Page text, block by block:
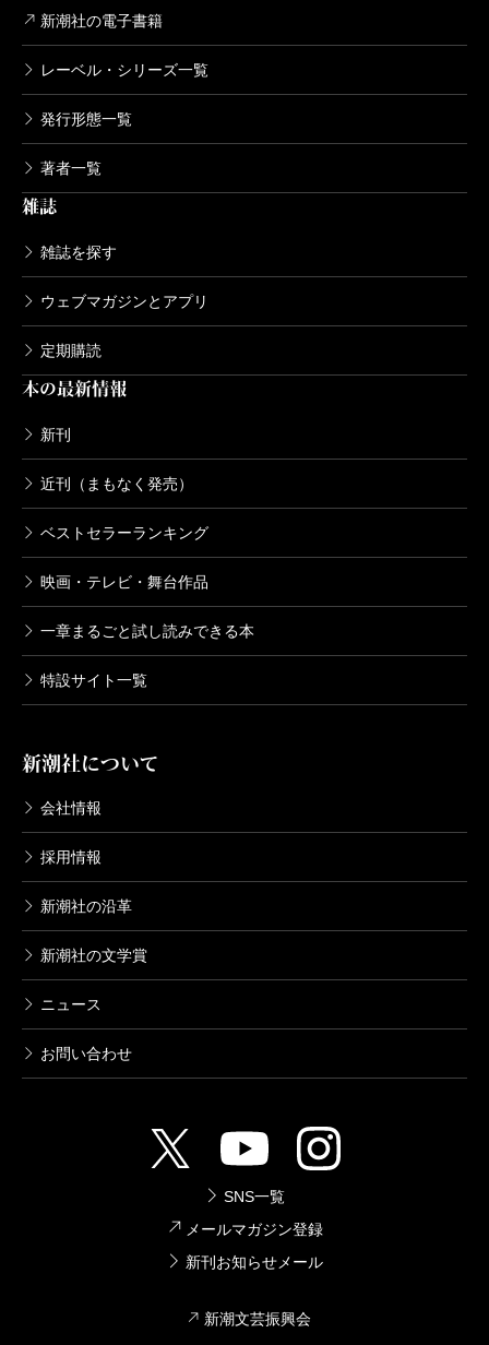
新潮社の電子書籍
レーベル・シリーズ一覧
発行形態一覧
著者一覧
雑誌
雑誌を探す
ウェブマガジンとアプリ
定期購読
本の最新情報
新刊
近刊（まもなく発売）
ベストセラーランキング
映画・テレビ・舞台作品
一章まるごと試し読みできる本
特設サイト一覧
新潮社について
会社情報
採用情報
新潮社の沿革
新潮社の文学賞
ニュース
お問い合わせ
SNS一覧
メールマガジン登録
新刊お知らせメール
新潮文芸振興会